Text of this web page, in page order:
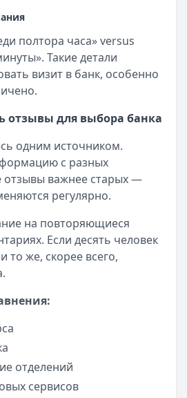
полтора часа» versus
Такие детали
визит в банк, особенно
отзывы для выбора банка
одним источником.
с разных
важнее старых —
регулярно.
на повторяющиеся
Если десять человек
то же, скорее всего,
отделений
сервисов